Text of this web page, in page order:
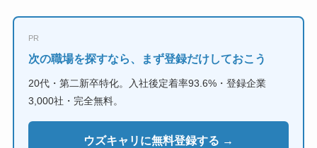
PR
次の職場を探すなら、まず登録だけしておこう
20代・第二新卒特化。入社後定着率93.6%・登録企業
3,000社・完全無料。
ウズキャリに無料登録する →